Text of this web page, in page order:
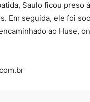
Saulo ficou
Em seguida, ele foi
ao Huse,